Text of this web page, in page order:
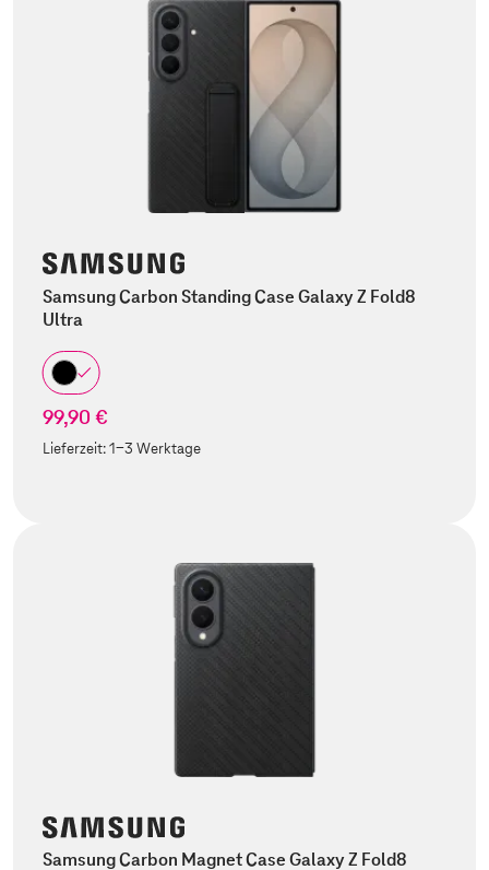
Samsung Carbon Standing Case Galaxy Z Fold8
Ultra
99,90 €
Lieferzeit:1-3 Werktage
Samsung Carbon Magnet Case Galaxy Z Fold8